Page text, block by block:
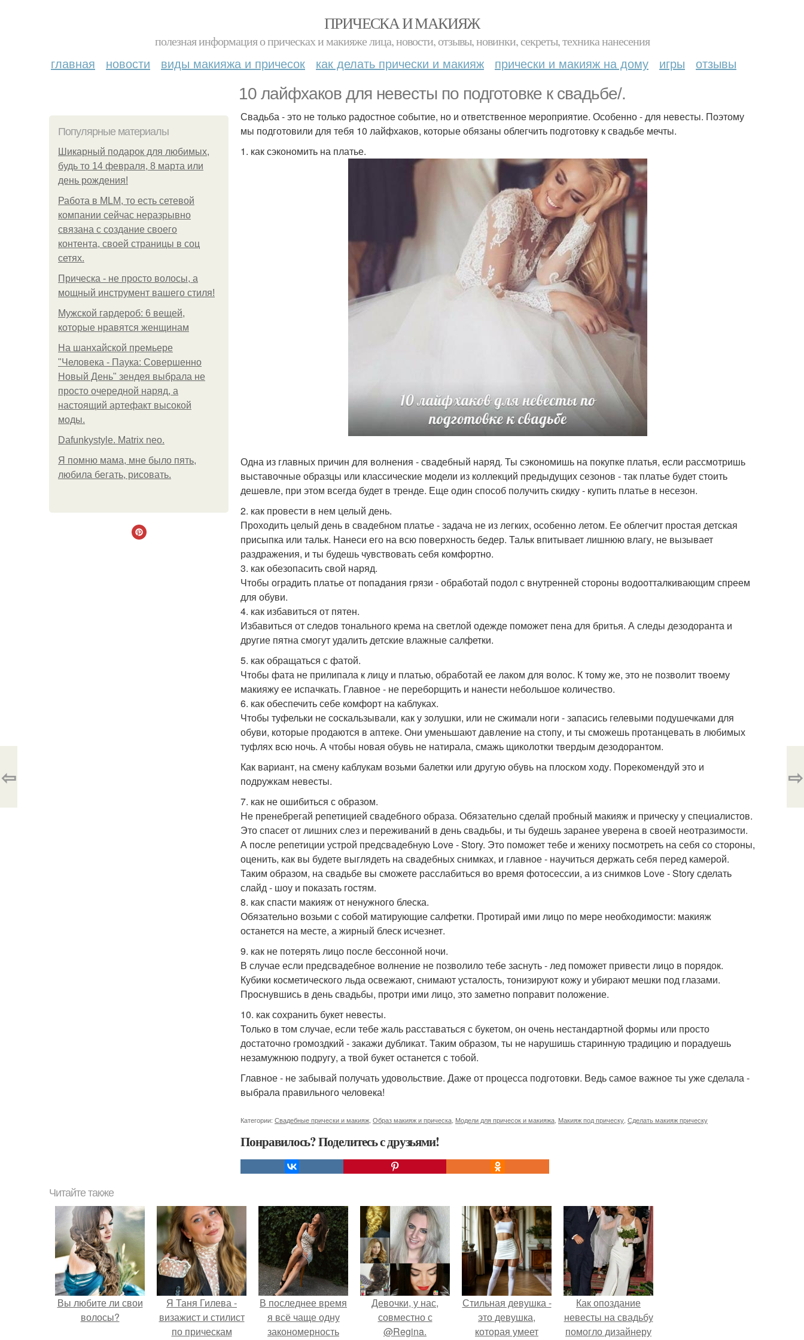
ПРИЧЕСКА И МАКИЯЖ
полезная информация о прическах и макияже лица, новости, отзывы, новинки, секреты, техника нанесения
главная новости виды макияжа и причесок как делать прически и макияж прически и макияж на дому игры отзывы
10 лайфхаков для невесты по подготовке к свадьбе/.
Популярные материалы
Шикарный подарок для любимых,
будь то 14 февраля, 8 марта или
день рождения!
Работа в MLM, то есть сетевой
компании сейчас неразрывно
связана с создание своего
контента, своей страницы в соц
сетях.
Прическа - не просто волосы, а
мощный инструмент вашего стиля!
Мужской гардероб: 6 вещей,
которые нравятся женщинам
На шанхайской премьере
"Человека - Паука: Совершенно
Новый День" зендея выбрала не
просто очередной наряд, а
настоящий артефакт высокой
моды.
Dafunkystyle. Matrix neo.
Я помню мама, мне было пять,
любила бегать, рисовать.
Свадьба - это не только радостное событие, но и ответственное мероприятие. Особенно - для невесты. Поэтому
мы подготовили для тебя 10 лайфхаков, которые обязаны облегчить подготовку к свадьбе мечты.
1. как сэкономить на платье.
Одна из главных причин для волнения - свадебный наряд. Ты сэкономишь на покупке платья, если рассмотришь
выставочные образцы или классические модели из коллекций предыдущих сезонов - так платье будет стоить
дешевле, при этом всегда будет в тренде. Еще один способ получить скидку - купить платье в несезон.
2. как провести в нем целый день.
Проходить целый день в свадебном платье - задача не из легких, особенно летом. Ее облегчит простая детская
присыпка или тальк. Нанеси его на всю поверхность бедер. Тальк впитывает лишнюю влагу, не вызывает
раздражения, и ты будешь чувствовать себя комфортно.
3. как обезопасить свой наряд.
Чтобы оградить платье от попадания грязи - обработай подол с внутренней стороны водоотталкивающим спреем
для обуви.
4. как избавиться от пятен.
Избавиться от следов тонального крема на светлой одежде поможет пена для бритья. А следы дезодоранта и
другие пятна смогут удалить детские влажные салфетки.
5. как обращаться с фатой.
Чтобы фата не прилипала к лицу и платью, обработай ее лаком для волос. К тому же, это не позволит твоему
макияжу ее испачкать. Главное - не переборщить и нанести небольшое количество.
6. как обеспечить себе комфорт на каблуках.
Чтобы туфельки не соскальзывали, как у золушки, или не сжимали ноги - запасись гелевыми подушечками для
обуви, которые продаются в аптеке. Они уменьшают давление на стопу, и ты сможешь протанцевать в любимых
туфлях всю ночь. А чтобы новая обувь не натирала, смажь щиколотки твердым дезодорантом.
Как вариант, на смену каблукам возьми балетки или другую обувь на плоском ходу. Порекомендуй это и
подружкам невесты.
7. как не ошибиться с образом.
Не пренебрегай репетицией свадебного образа. Обязательно сделай пробный макияж и прическу у специалистов.
Это спасет от лишних слез и переживаний в день свадьбы, и ты будешь заранее уверена в своей неотразимости.
А после репетиции устрой предсвадебную Love - Story. Это поможет тебе и жениху посмотреть на себя со стороны,
оценить, как вы будете выглядеть на свадебных снимках, и главное - научиться держать себя перед камерой.
Таким образом, на свадьбе вы сможете расслабиться во время фотосессии, а из снимков Love - Story сделать
слайд - шоу и показать гостям.
8. как спасти макияж от ненужного блеска.
Обязательно возьми с собой матирующие салфетки. Протирай ими лицо по мере необходимости: макияж
останется на месте, а жирный блеск исчезнет.
9. как не потерять лицо после бессонной ночи.
В случае если предсвадебное волнение не позволило тебе заснуть - лед поможет привести лицо в порядок.
Кубики косметического льда освежают, снимают усталость, тонизируют кожу и убирают мешки под глазами.
Проснувшись в день свадьбы, протри ими лицо, это заметно поправит положение.
10. как сохранить букет невесты.
Только в том случае, если тебе жаль расставаться с букетом, он очень нестандартной формы или просто
достаточно громоздкий - закажи дубликат. Таким образом, ты не нарушишь старинную традицию и порадуешь
незамужнюю подругу, а твой букет останется с тобой.
Главное - не забывай получать удовольствие. Даже от процесса подготовки. Ведь самое важное ты уже сделала -
выбрала правильного человека!
Категории: Свадебные прически и макияж Образ макияж и прическа Модели для причесок и макияжа Макияж под прическу Сделать макияж прическу
Понравилось? Поделитесь с друзьями!
⇦ ⇨
Читайте также
Вы любите ли свои
волосы?
Я Таня Гилева -
визажист и стилист
по прическам
В последнее время
я всё чаще одну
закономерность
Девочки, у нас,
совместно с
@Regina.
Стильная девушка -
это девушка,
которая умеет
Как опоздание
невесты на свадьбу
помогло дизайнеру